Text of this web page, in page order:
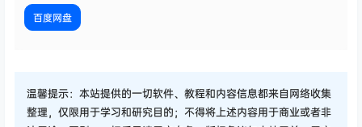
百度网盘
温馨提示：本站提供的一切软件、教程和内容信息都来自网络收集
整理，仅限用于学习和研究目的；不得将上述内容用于商业或者非